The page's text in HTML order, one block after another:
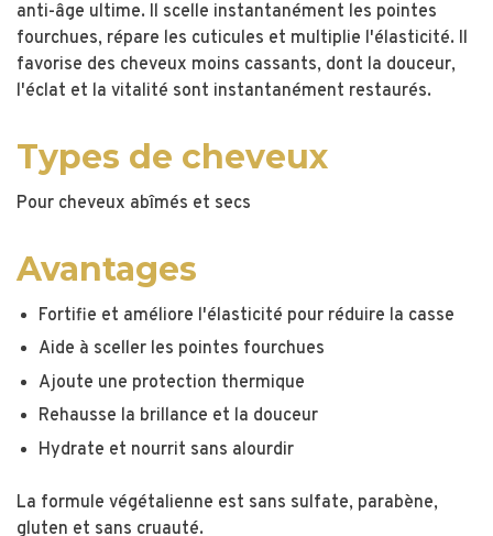
anti-âge ultime. Il scelle instantanément les pointes
fourchues, répare les cuticules et multiplie l'élasticité. Il
favorise des cheveux moins cassants, dont la douceur,
l'éclat et la vitalité sont instantanément restaurés.
Types de cheveux
Pour cheveux abîmés et secs
Avantages
Fortifie et améliore l'élasticité pour réduire la casse
Aide à sceller les pointes fourchues
Ajoute une protection thermique
Rehausse la brillance et la douceur
Hydrate et nourrit sans alourdir
La formule végétalienne est sans sulfate, parabène,
gluten et sans cruauté.